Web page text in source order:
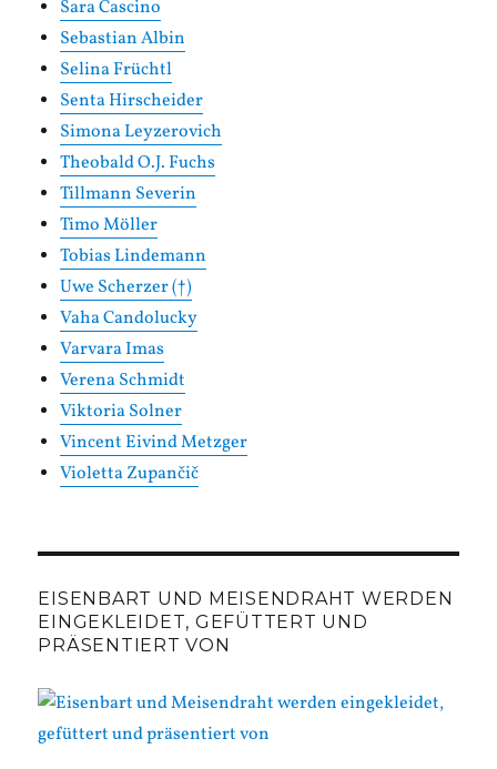
Sara Cascino
Sebastian Albin
Selina Früchtl
Senta Hirscheider
Simona Leyzerovich
Theobald O.J. Fuchs
Tillmann Severin
Timo Möller
Tobias Lindemann
Uwe Scherzer (†)
Vaha Candolucky
Varvara Imas
Verena Schmidt
Viktoria Solner
Vincent Eivind Metzger
Violetta Zupančič
EISENBART UND MEISENDRAHT WERDEN
EINGEKLEIDET, GEFÜTTERT UND
PRÄSENTIERT VON